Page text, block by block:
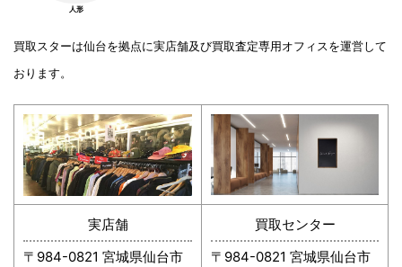
人形
買取スターは仙台を拠点に実店舗及び買取査定専用オフィスを運営して
おります。
実店舗
〒984-0821 宮城県仙台市
買取センター
〒984-0821 宮城県仙台市